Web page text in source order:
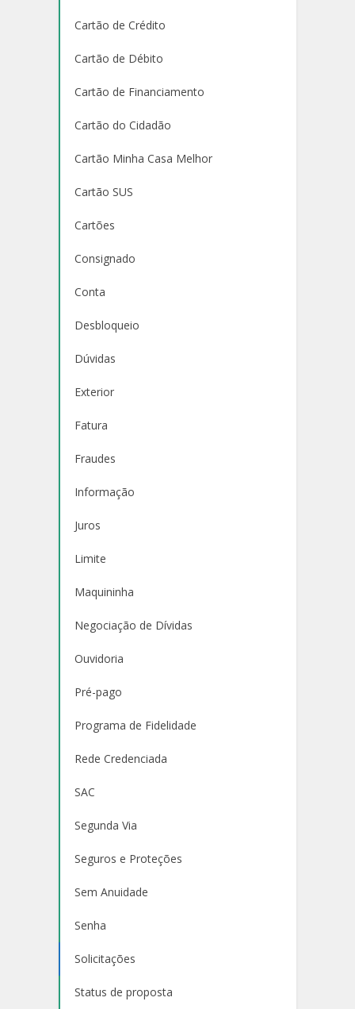
Cartão de Crédito
Cartão de Débito
Cartão de Financiamento
Cartão do Cidadão
Cartão Minha Casa Melhor
Cartão SUS
Cartões
Consignado
Conta
Desbloqueio
Dúvidas
Exterior
Fatura
Fraudes
Informação
Juros
Limite
Maquininha
Negociação de Dívidas
Ouvidoria
Pré-pago
Programa de Fidelidade
Rede Credenciada
SAC
Segunda Via
Seguros e Proteções
Sem Anuidade
Senha
Solicitações
Status de proposta